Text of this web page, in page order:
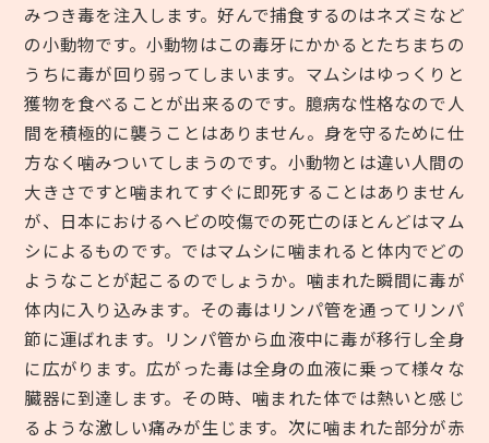
みつき毒を注入します。好んで捕食するのはネズミなど
の小動物です。小動物はこの毒牙にかかるとたちまちの
うちに毒が回り弱ってしまいます。マムシはゆっくりと
獲物を食べることが出来るのです。臆病な性格なので人
間を積極的に襲うことはありません。身を守るために仕
方なく噛みついてしまうのです。小動物とは違い人間の
大きさですと噛まれてすぐに即死することはありません
が、日本におけるヘビの咬傷での死亡のほとんどはマム
シによるものです。ではマムシに噛まれると体内でどの
ようなことが起こるのでしょうか。噛まれた瞬間に毒が
体内に入り込みます。その毒はリンパ管を通ってリンパ
節に運ばれます。リンパ管から血液中に毒が移行し全身
に広がります。広がった毒は全身の血液に乗って様々な
臓器に到達します。その時、噛まれた体では熱いと感じ
るような激しい痛みが生じます。次に噛まれた部分が赤